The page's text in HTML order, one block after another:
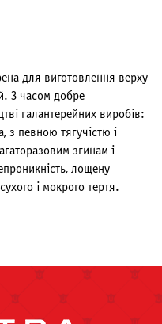
для виготовлення верху
З часом добре
галантерейних виробів:
з певною тягучістю і
згинам і
лощену
і мокрого тертя.